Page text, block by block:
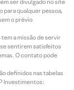
ser divulgado no site
para qualquer pessoa,
o prévio
a missão de servir
sentirem satisfeitos
O contato pode
definidos nas tabelas
Investimentos: